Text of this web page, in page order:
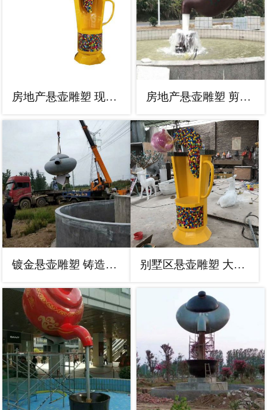
房地产悬壶雕塑 现代景观摆件 几何雕塑 房地产悬壶雕塑 剪影景观摆件 锻造雕塑
镀金悬壶雕塑 铸造公园摆件 水景雕塑 别墅区悬壶雕塑 大型别墅区摆件 剪影雕塑